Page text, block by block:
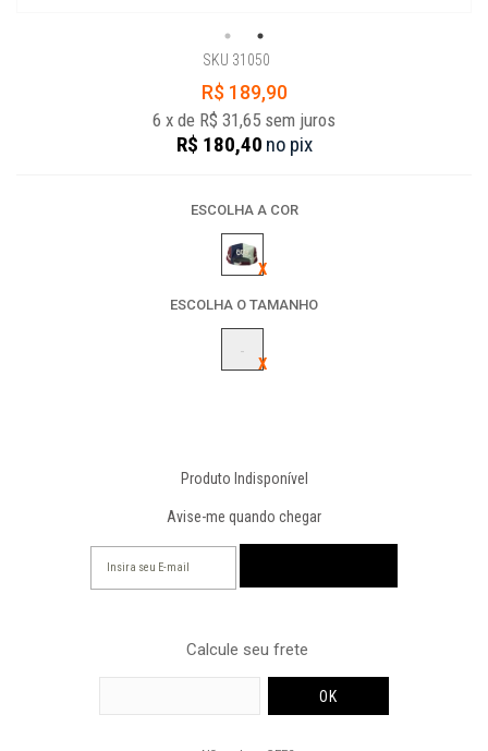
SKU 31050
R$ 189,90
6 x de R$ 31,65 sem juros
R$ 180,40 no pix
ESCOLHA A COR
ESCOLHA O TAMANHO
-
Produto Indisponível
Avise-me quando chegar
Calcule seu frete